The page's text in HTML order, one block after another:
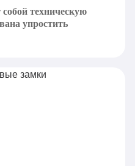
собой техническую
упростить